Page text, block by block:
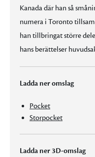
Kanada där han så
numera i Toronto
han tillbringat större
hans berättelser
Ladda ner omslag
Pocket
Storpocket
Ladda ner 3D-omslag